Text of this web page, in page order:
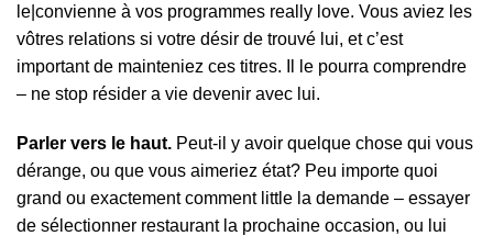
le|convienne à vos programmes really love. Vous aviez les
vôtres relations si votre désir de trouvé lui, et c’est
important de mainteniez ces titres. Il le pourra comprendre
– ne stop résider a vie devenir avec lui.
Parler vers le haut. Peut-il y avoir quelque chose qui vous
dérange, ou que vous aimeriez état? Peu importe quoi
grand ou exactement comment little la demande – essayer
de sélectionner restaurant la prochaine occasion, ou lui